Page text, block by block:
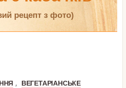
рецепт з фото)
,
ВЕГЕТАРІАНСЬКЕ